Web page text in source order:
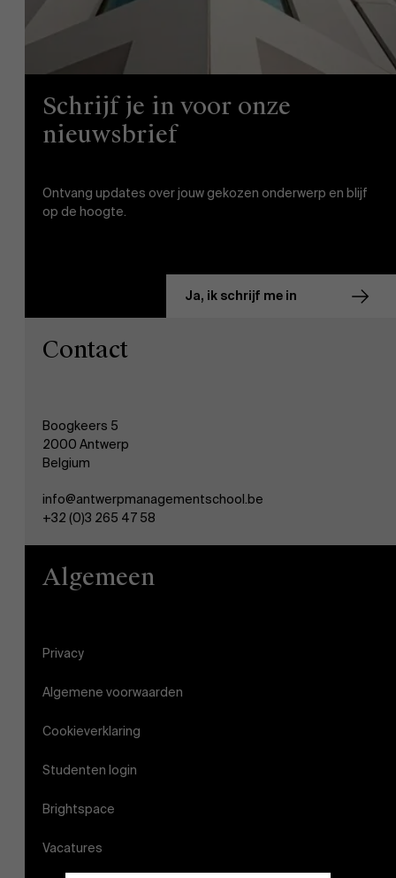
Schrijf je in voor onze
nieuwsbrief
Ontvang updates over jouw gekozen onderwerp en blijf
op de hoogte.
Ja, ik schrijf me in
Contact
Boogkeers 5
2000 Antwerp
Belgium
info@antwerpmanagementschool.be
+32 (0)3 265 47 58
Algemeen
Privacy
Algemene voorwaarden
Cookieverklaring
Studenten login
Brightspace
Vacatures